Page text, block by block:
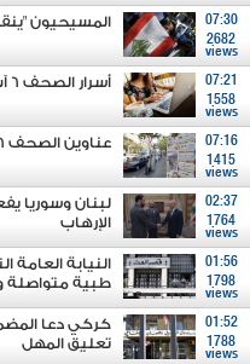
07:30
2682
views
المسيحيون
07:21
1558
views
أسرار الصحف 6 آب 2026
07:16
1415
views
عناوين الصحف 6 آب 2026
02:37
1764
views
لبنان وسوريا
الإرهاب
01:56
1798
views
النيابة العامة
طبية متواصلة
01:52
1788
views
كركي دعا
تعليق المهل